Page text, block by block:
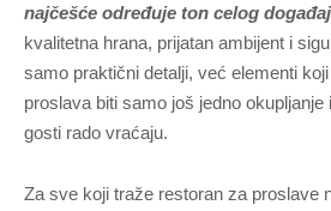
najčešće određuje ton celog
kvalitetna hrana, prijatan ambijent i
samo praktični detalji, već elementi
proslava biti samo još jedno
gosti rado vraćaju.
Za sve koji traže restoran za proslave